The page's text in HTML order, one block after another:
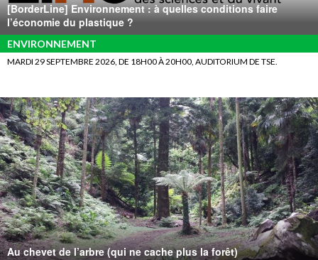
[BorderLine] Environnement : à quelles conditions faire
l’économie du plastique ?
ENVIRONNEMENT
MARDI 29 SEPTEMBRE 2026, DE 18H00 À 20H00, AUDITORIUM DE TSE.
Au chevet de l’arbre (qui ne cache plus la forêt)